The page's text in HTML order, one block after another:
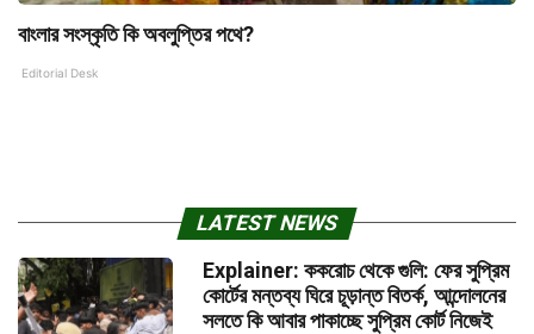
বাংলার সংস্কৃতি কি অবলুপ্তির পথে?
Editorial Desk
LATEST NEWS
Explainer: ককরোচ থেকে গুলি: ফের সুপ্রিম
কোর্টের মন্তব্য ঘিরে চূড়ান্ত বিতর্ক, আন্দোলনের
সলতে কি আবার পাকাচ্ছে সুপ্রিম কোর্ট নিজেই